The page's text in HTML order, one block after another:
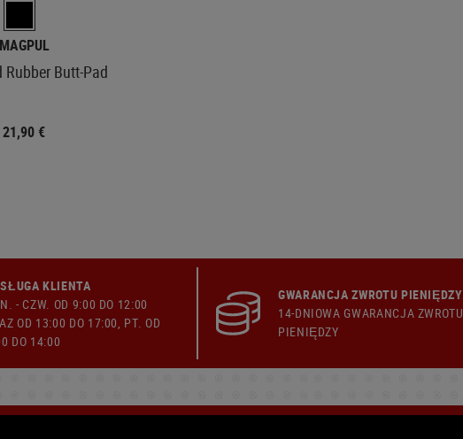
Rubber Butt-Pad
21,90 €
KLIENTA
- CZW. OD 9:00 DO 12:00
OD 13:00 DO 17:00, PT. OD
DO 14:00
GWARANCJA ZWROTU PIENIĘDZY
14-DNIOWA GWARANCJA ZWROTU
PIENIĘDZY